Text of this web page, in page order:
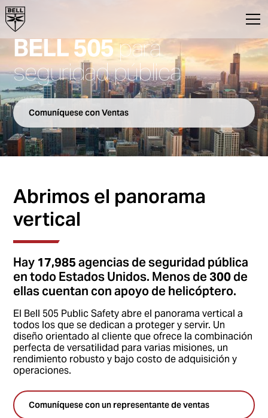
BELL 505para
seguridad pública
Comuníquese con Ventas
Abrimos el panorama
vertical
Hay17,985agencias de seguridad pública
en todo Estados Unidos. Menos de 300de
ellas cuentan con apoyo de helicóptero.
El Bell 505 Public Safety abre el panorama vertical a
todos los que se dedican a proteger y servir. Un
diseño orientado al cliente que ofrece la combinación
perfecta de versatilidad para varias misiones, un
rendimiento robusto y bajo costo de adquisición y
operaciones.
Comuníquese con un representante de ventas